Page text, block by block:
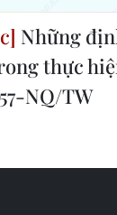
Những
thực
NQ/TW